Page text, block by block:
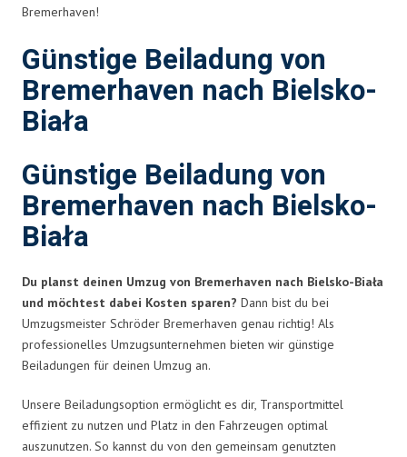
Bremerhaven!
Günstige Beiladung von
Bremerhaven nach Bielsko-
Biała
Günstige Beiladung von
Bremerhaven nach Bielsko-
Biała
Du planst deinen Umzug von Bremerhaven nach Bielsko-Biała
und möchtest dabei Kosten sparen? Dann bist du bei
Umzugsmeister Schröder Bremerhaven genau richtig! Als
professionelles Umzugsunternehmen bieten wir günstige
Beiladungen für deinen Umzug an.
Unsere Beiladungsoption ermöglicht es dir, Transportmittel
effizient zu nutzen und Platz in den Fahrzeugen optimal
auszunutzen. So kannst du von den gemeinsam genutzten